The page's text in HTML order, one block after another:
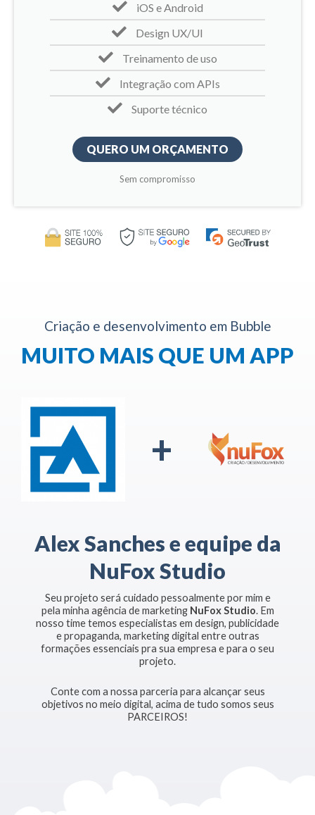
iOS e Android
Design UX/UI
Treinamento de uso
Integração com APIs
Suporte técnico
QUERO UM ORÇAMENTO
Sem compromisso
Criação e desenvolvimento em Bubble
MUITO MAIS QUE UM APP
+
Alex Sanches e equipe da
NuFox Studio
Seu projeto será cuidado pessoalmente por mim e
pela minha agência de marketing NuFox Studio. Em
nosso time temos especialistas em design, publicidade
e propaganda, marketing digital entre outras
formações essenciais pra sua empresa e para o seu
projeto.
Conte com a nossa parceria para alcançar seus
objetivos no meio digital, acima de tudo somos seus
PARCEIROS!